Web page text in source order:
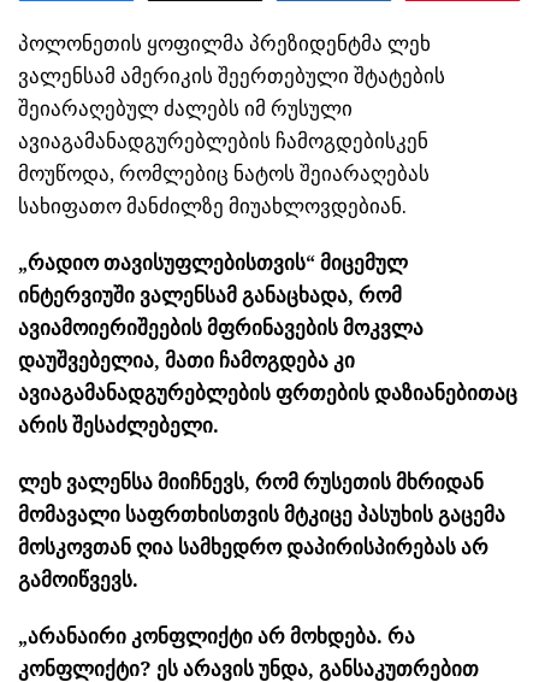
პოლონეთის ყოფილმა პრეზიდენტმა ლეხ
ვალენსამ ამერიკის შეერთებული შტატების
შეიარაღებულ ძალებს იმ რუსული
ავიაგამანადგურებლების ჩამოგდებისკენ
მოუწოდა, რომლებიც ნატოს შეიარაღებას
სახიფათო მანძილზე მიუახლოვდებიან.
„რადიო თავისუფლებისთვის“ მიცემულ
ინტერვიუში ვალენსამ განაცხადა, რომ
ავიამოიერიშეების მფრინავების მოკვლა
დაუშვებელია, მათი ჩამოგდება კი
ავიაგამანადგურებლების ფრთების დაზიანებითაც
არის შესაძლებელი.
ლეხ ვალენსა მიიჩნევს, რომ რუსეთის მხრიდან
მომავალი საფრთხისთვის მტკიცე პასუხის გაცემა
მოსკოვთან ღია სამხედრო დაპირისპირებას არ
გამოიწვევს.
„არანაირი კონფლიქტი არ მოხდება. რა
კონფლიქტი? ეს არავის უნდა, განსაკუთრებით